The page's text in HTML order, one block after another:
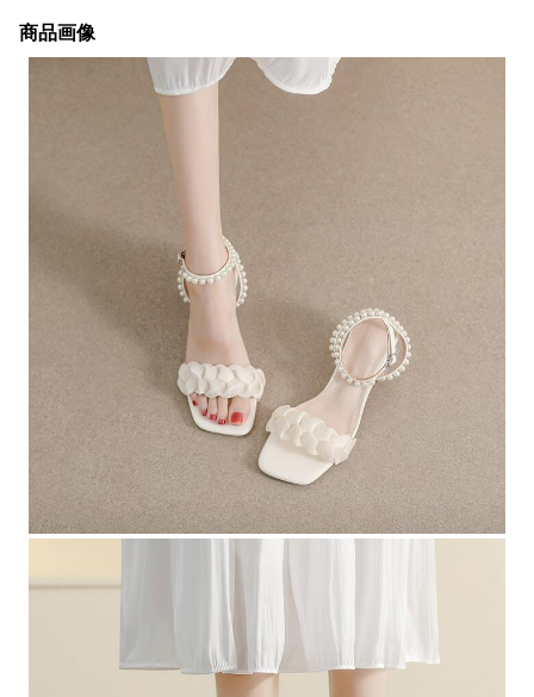
商品画像